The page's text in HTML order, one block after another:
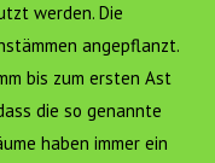
werden. Die
angepflanzt.
bis zum ersten Ast
die so genannte
haben immer ein